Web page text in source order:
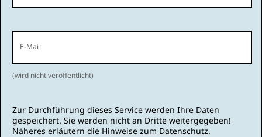
E-Mail
(wird nicht veröffentlicht)
Zur Durchführung dieses Service werden Ihre Daten
gespeichert. Sie werden nicht an Dritte weitergegeben!
Näheres erläutern die Hinweise zum Datenschutz.